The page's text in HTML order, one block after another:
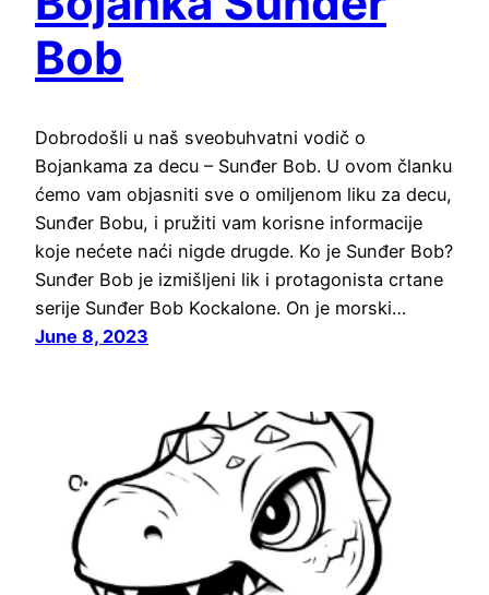
Bob
Dobrodošli u naš sveobuhvatni vodič o
Bojankama za decu – Sunđer Bob. U ovom članku
ćemo vam objasniti sve o omiljenom liku za decu,
Sunđer Bobu, i pružiti vam korisne informacije
koje nećete naći nigde drugde. Ko je Sunđer Bob?
Sunđer Bob je izmišljeni lik i protagonista crtane
serije Sunđer Bob Kockalone. On je morski…
June 8, 2023